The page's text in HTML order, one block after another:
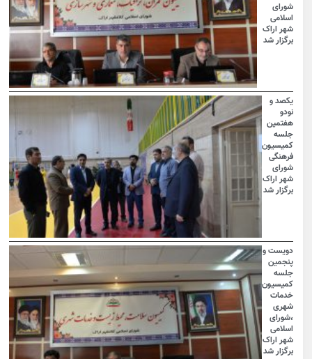
شورای
اسلامی
شهر اراک
برگزار شد
یکصد و
نودو
هفتمین
جلسه
کمیسیون
فرهنگی
شورای
شهر اراک
برگزار شد
دویست و
پنجمین
جلسه
کمیسیون
خدمات
شهری
،شورای
اسلامی
شهر اراک
برگزار شد